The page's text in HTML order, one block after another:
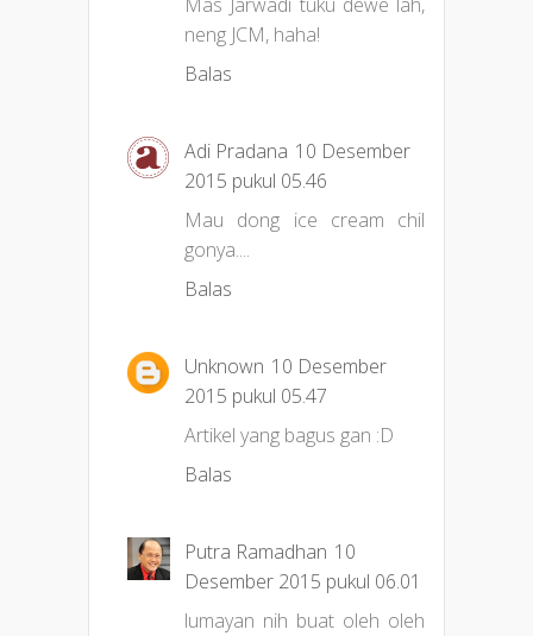
neng JCM, haha!
Balas
Adi Pradana 10 Desember
2015 pukul 05.46
Mau dong ice cream chil
gonya....
Balas
Unknown 10 Desember
2015 pukul 05.47
Artikel yang bagus gan :D
Balas
Putra Ramadhan 10
Desember 2015 pukul 06.01
lumayan nih buat oleh oleh